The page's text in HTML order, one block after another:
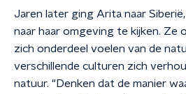
Jaren later ging Arita naar
naar haar omgeving te kijken. Ze
zich onderdeel voelen van de
verschillende culturen zich
natuur. "Denken dat de manier